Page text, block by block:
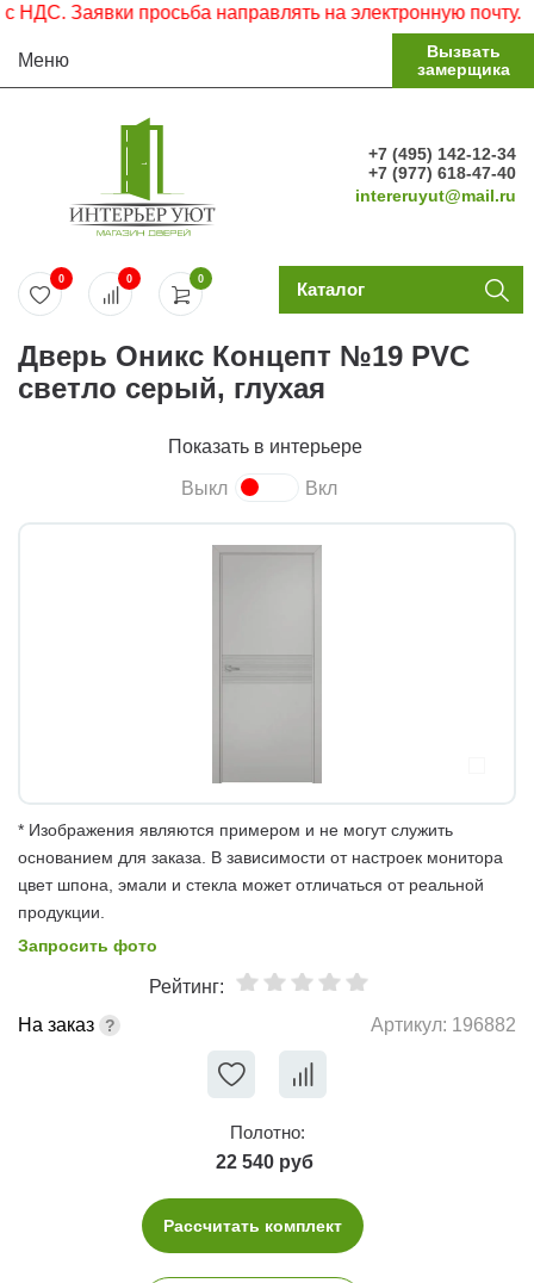
Заявки просьба направлять на электронную почту.
Меню
Вызвать
замерщика
+7 (495) 142-12-34
+7 (977) 618-47-40
intereruyut@mail.ru
0
0 0 Каталог
Дверь Оникс Концепт №19 PVC
светло серый, глухая
Показать в интерьере
Выкл Вкл
* Изображения являются примером и не могут служить
основанием для заказа. В зависимости от настроек монитора
цвет шпона, эмали и стекла может отличаться от реальной
продукции.
Запросить фото
Рейтинг:
На заказ
Артикул: 196882
Полотно:
22 540 руб
Рассчитать комплект